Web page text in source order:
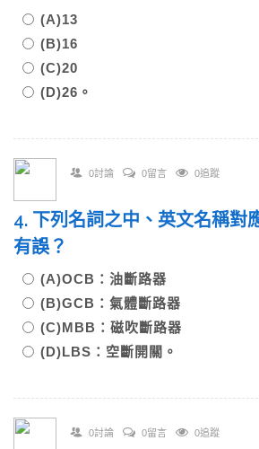
(A)13
(B)16
(C)20
(D)26。
0討論 0留言 0追蹤
4. 下列名詞之中、英文名稱對
有誤？
(A)OCB：油斷路器
(B)GCB：氣體斷路器
(C)MBB：磁吹斷路器
(D)LBS：空斷開關。
0討論 0留言 0追蹤